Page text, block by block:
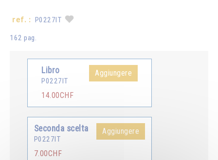
ref. : P0227IT
162 pag.
Libro
P0227IT
14.00CHF
Aggiungere
Seconda scelta
P0227IT
7.00CHF
Aggiungere